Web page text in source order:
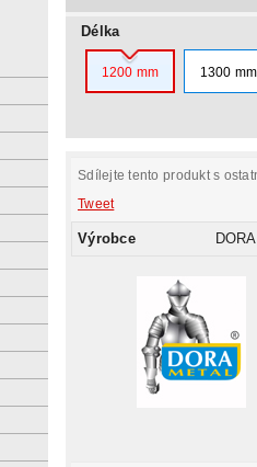
Délka
1200 mm 1300 mm
Sdílejte tento produkt s
Tweet
Výrobce